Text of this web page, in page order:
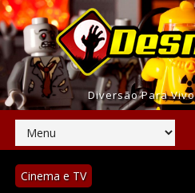
Diversão Para
Cinema e TV